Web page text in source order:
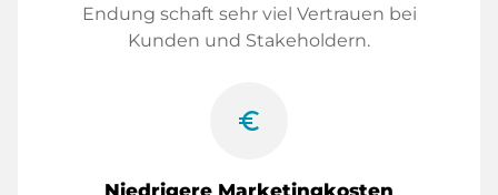
Endung schaft sehr viel Vertrauen bei
Kunden und Stakeholdern.
euro_symbol